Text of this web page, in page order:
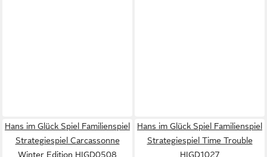
Hans im Glück Spiel Familienspiel
Strategiespiel Carcassonne
Winter Edition HIGD0508
Hans im Glück Spiel Familienspiel
Strategiespiel Time Trouble
HIGD1027